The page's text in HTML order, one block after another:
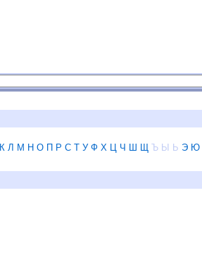
К Л М Н О П Р С Т У Ф Х Ц Ч Ш Щ Ъ Ы Ь Э Ю